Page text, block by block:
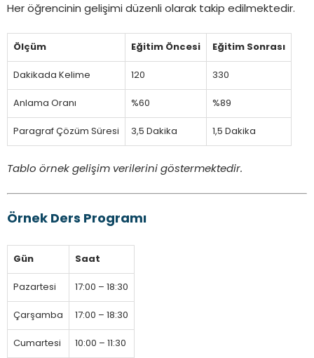
Her öğrencinin gelişimi düzenli olarak takip edilmektedir.
Ölçüm Eğitim Öncesi Eğitim Sonrası
Dakikada Kelime 120 330
Anlama Oranı %60 %89
Paragraf Çözüm Süresi 3,5 Dakika 1,5 Dakika
Tablo örnek gelişim verilerini göstermektedir.
Örnek Ders Programı
Gün Saat
Pazartesi 17:00 – 18:30
Çarşamba 17:00 – 18:30
Cumartesi 10:00 – 11:30